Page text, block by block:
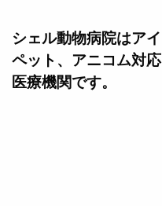
シェル動物病院はアイ
ペット、アニコム対応
医療機関です。